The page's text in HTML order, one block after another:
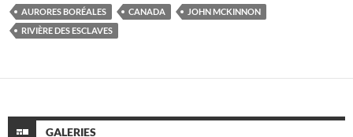
AURORES BORÉALES CANADA
JOHN MCKINNON
RIVIÈRE DES ESCLAVES
GALERIES